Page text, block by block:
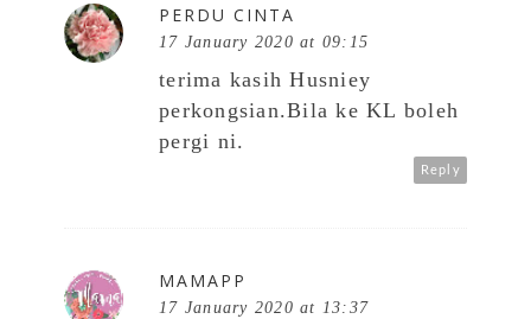
PERDU CINTA
17 January 2020 at 09:15
terima kasih Husniey
perkongsian.Bila ke KL boleh
pergi ni.
Reply
MAMAPP
17 January 2020 at 13:37